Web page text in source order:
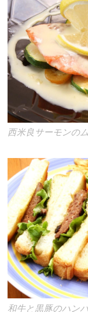
西米良サーモンの
和牛と黒豚のハン